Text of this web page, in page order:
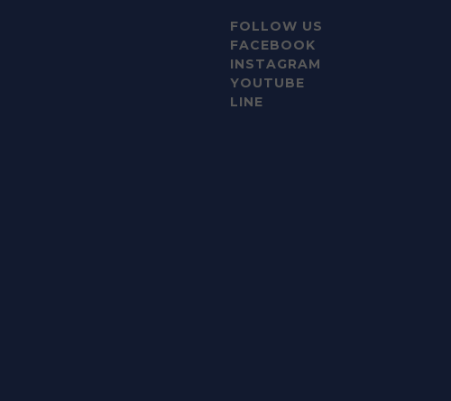
FOLLOW US
FACEBOOK
INSTAGRAM
YOUTUBE
LINE